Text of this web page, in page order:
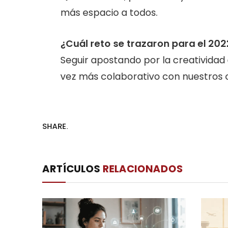
más espacio a todos.
¿Cuál reto se trazaron para el
Seguir apostando por la
vez más colaborativo con nuestros
SHARE.
ARTÍCULOS RELACIONADOS